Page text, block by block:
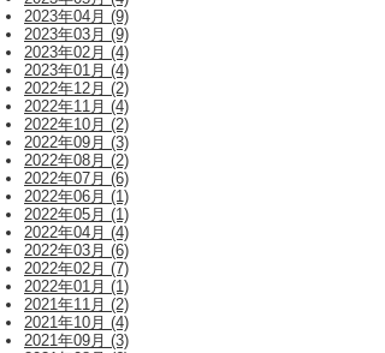
2023年04月 (9)
2023年03月 (9)
2023年02月 (4)
2023年01月 (4)
2022年12月 (2)
2022年11月 (4)
2022年10月 (2)
2022年09月 (3)
2022年08月 (2)
2022年07月 (6)
2022年06月 (1)
2022年05月 (1)
2022年04月 (4)
2022年03月 (6)
2022年02月 (7)
2022年01月 (1)
2021年11月 (2)
2021年10月 (4)
2021年09月 (3)